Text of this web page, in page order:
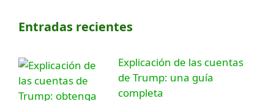
Entradas recientes
Explicación de las cuentas
de Trump: una guía
completa